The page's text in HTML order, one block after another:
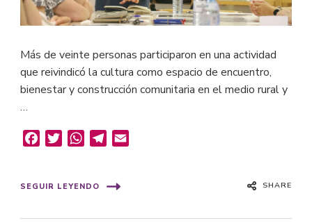
Más de veinte personas participaron en una actividad
que reivindicó la cultura como espacio de encuentro,
bienestar y construcción comunitaria en el medio rural y
…
FacebookTwitterWhatsAppTelegram
SEGUIR LEYENDO SHARE